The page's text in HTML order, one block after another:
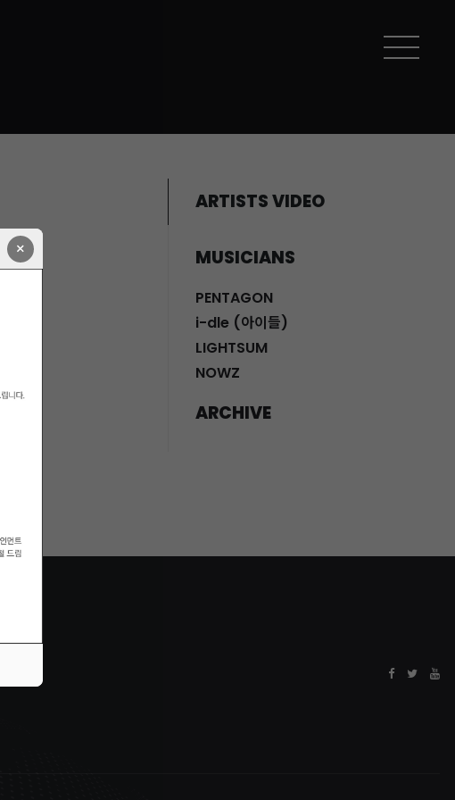
×
ARTISTS VIDEO
MUSICIANS
PENTAGON
i-dle (아이들)
LIGHTSUM
NOWZ
ARCHIVE